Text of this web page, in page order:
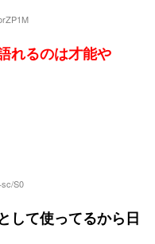
れるのは才能や
S0
して使ってるから日